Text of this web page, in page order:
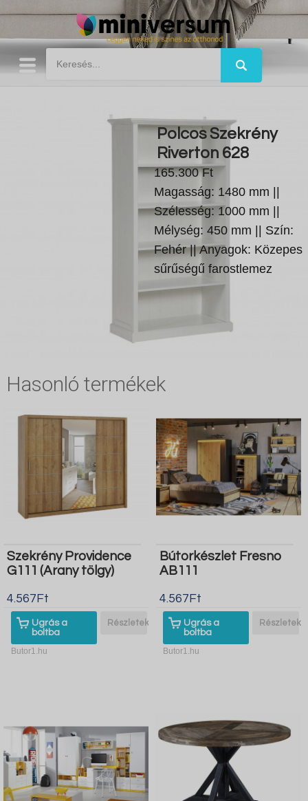
Polcos Szekrény
Riverton 628
165.300 Ft
Magasság: 1480 mm ||
Szélesség: 1000 mm ||
Mélység: 450 mm || Szín:
Fehér || Anyagok: Közepes
sűrűségű farostlemez
Hasonló termékek
Szekrény Providence
G111 (Arany tölgy)
4.567Ft
Ugrás a
boltba
Részletek
Butor1.hu
Bútorkészlet Fresno
AB111
4.567Ft
Ugrás a
boltba
Részletek
Butor1.hu